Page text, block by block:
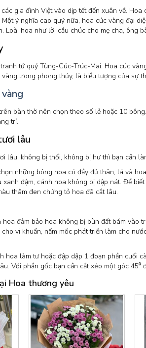
gia đình Việt vào dịp tết đến xuân về.
ý nghĩa cao quý nữa, hoa cúc vàng đại
Loài hoa như lời cầu chúc cho mẹ cha, ông
tứ quý Tùng-Cúc-Trúc-Mai. Hoa cúc
trong phong thủy, là biểu tượng của sự
bàn thờ nên chọn theo số lẻ hoặc 10
trí.
lâu
lâu, không bị thối, không bị hư thì bạn cần
những bông hoa có đầy đủ thân, lá và
xanh đậm, cánh hoa không bị dập nát. Để
thâm đen chứng tỏ hoa đã cắt lâu.
hoa đảm bảo hoa không bị bùn đất bám
vi khuẩn, nấm mốc phát triển làm cho
hoa làm tư hoặc đập dập 1 đoạn phần cuối
Với phần gốc bạn cần cắt xéo một góc 45⁰
Hoa thương yêu